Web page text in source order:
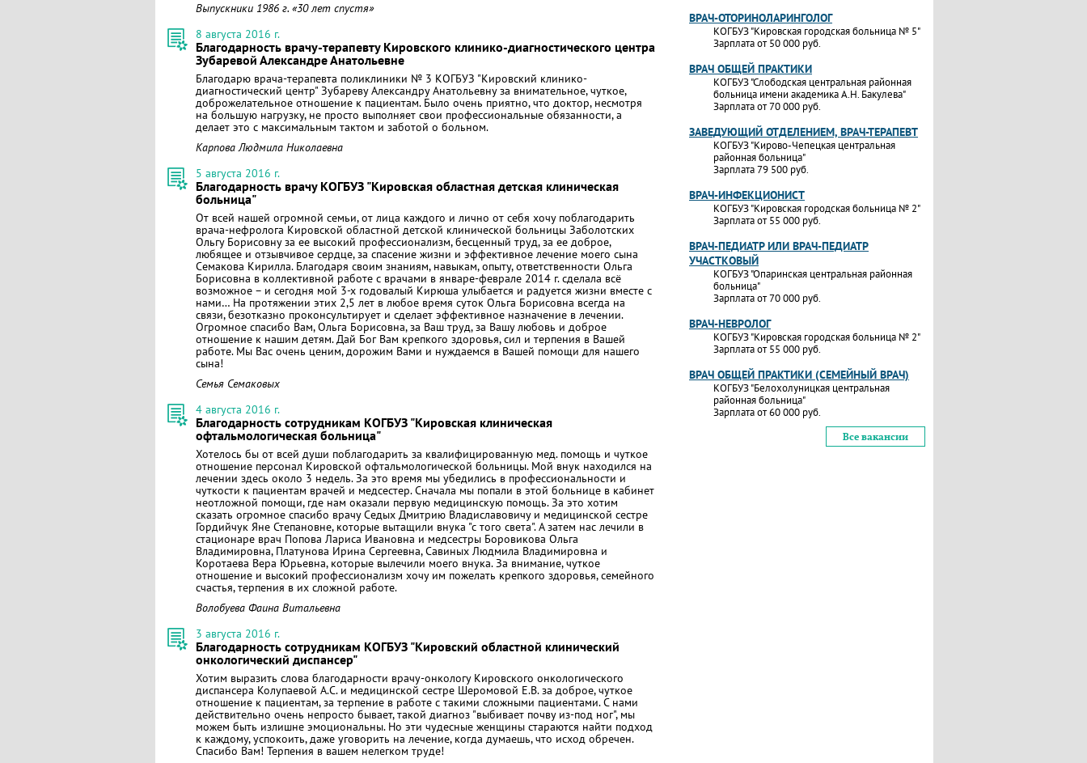
Выпускники 1986 г. «30 лет спустя»
8 августа 2016 г.
Благодарность врачу-терапевту Кировского клинико-диагностического центра
Зубаревой Александре Анатольевне
Благодарю врача-терапевта поликлиники № 3 КОГБУЗ "Кировский клинико-
диагностический центр" Зубареву Александру Анатольевну за внимательное, чуткое,
доброжелательное отношение к пациентам. Было очень приятно, что доктор, несмотря
на большую нагрузку, не просто выполняет свои профессиональные обязанности, а
делает это с максимальным тактом и заботой о больном.
Карпова Людмила Николаевна
5 августа 2016 г.
Благодарность врачу КОГБУЗ "Кировская областная детская клиническая
больница"
От всей нашей огромной семьи, от лица каждого и лично от себя хочу поблагодарить
врача-нефролога Кировской областной детской клинической больницы Заболотских
Ольгу Борисовну за ее высокий профессионализм, бесценный труд, за ее доброе,
любящее и отзывчивое сердце, за спасение жизни и эффективное лечение моего сына
Семакова Кирилла. Благодаря своим знаниям, навыкам, опыту, ответственности Ольга
Борисовна в коллективной работе с врачами в январе-феврале 2014 г. сделала всё
возможное – и сегодня мой 3-х годовалый Кирюша улыбается и радуется жизни вместе с
нами… На протяжении этих 2,5 лет в любое время суток Ольга Борисовна всегда на
связи, безотказно проконсультирует и сделает эффективное назначение в лечении.
Огромное спасибо Вам, Ольга Борисовна, за Ваш труд, за Вашу любовь и доброе
отношение к нашим детям. Дай Бог Вам крепкого здоровья, сил и терпения в Вашей
работе. Мы Вас очень ценим, дорожим Вами и нуждаемся в Вашей помощи для нашего
сына!
Семья Семаковых
4 августа 2016 г.
Благодарность сотрудникам КОГБУЗ "Кировская клиническая
офтальмологическая больница"
Хотелось бы от всей души поблагодарить за квалифицированную мед. помощь и чуткое
отношение персонал Кировской офтальмологической больницы. Мой внук находился на
лечении здесь около 3 недель. За это время мы убедились в профессиональности и
чуткости к пациентам врачей и медсестер. Сначала мы попали в этой больнице в кабинет
неотложной помощи, где нам оказали первую медицинскую помощь. За это хотим
сказать огромное спасибо врачу Седых Дмитрию Владиславовичу и медицинской сестре
Гордийчук Яне Степановне, которые вытащили внука "с того света". А затем нас лечили в
стационаре врач Попова Лариса Ивановна и медсестры Боровикова Ольга
Владимировна, Платунова Ирина Сергеевна, Савиных Людмила Владимировна и
Коротаева Вера Юрьевна, которые вылечили моего внука. За внимание, чуткое
отношение и высокий профессионализм хочу им пожелать крепкого здоровья, семейного
счастья, терпения в их сложной работе.
Волобуева Фаина Витальевна
3 августа 2016 г.
Благодарность сотрудникам КОГБУЗ "Кировский областной клинический
онкологический диспансер"
Хотим выразить слова благодарности врачу-онкологу Кировского онкологического
диспансера Колупаевой А.С. и медицинской сестре Шеромовой Е.В. за доброе, чуткое
отношение к пациентам, за терпение в работе с такими сложными пациентами. С нами
действительно очень непросто бывает, такой диагноз "выбивает почву из-под ног", мы
можем быть излишне эмоциональны. Но эти чудесные женщины стараются найти подход
к каждому, успокоить, даже уговорить на лечение, когда думаешь, что исход обречен.
Спасибо Вам! Терпения в вашем нелегком труде!
ВРАЧ-ОТОРИНОЛАРИНГОЛОГ
КОГБУЗ "Кировская городская больница № 5"
Зарплата от 50 000 руб.
ВРАЧ ОБЩЕЙ ПРАКТИКИ
КОГБУЗ "Слободская центральная районная
больница имени академика А.Н. Бакулева"
Зарплата от 70 000 руб.
ЗАВЕДУЮЩИЙ ОТДЕЛЕНИЕМ, ВРАЧ-ТЕРАПЕВТ
КОГБУЗ "Кирово-Чепецкая центральная
районная больница"
Зарплата 79 500 руб.
ВРАЧ-ИНФЕКЦИОНИСТ
КОГБУЗ "Кировская городская больница № 2"
Зарплата от 55 000 руб.
ВРАЧ-ПЕДИАТР ИЛИ ВРАЧ-ПЕДИАТР
УЧАСТКОВЫЙ
КОГБУЗ "Опаринская центральная районная
больница"
Зарплата от 70 000 руб.
ВРАЧ-НЕВРОЛОГ
КОГБУЗ "Кировская городская больница № 2"
Зарплата от 55 000 руб.
ВРАЧ ОБЩЕЙ ПРАКТИКИ (СЕМЕЙНЫЙ ВРАЧ)
КОГБУЗ "Белохолуницкая центральная
районная больница"
Зарплата от 60 000 руб.
Все вакансии